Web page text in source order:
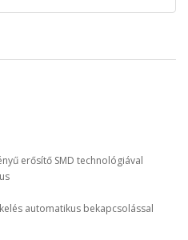
erősítő SMD technológiával
automatikus bekapcsolással